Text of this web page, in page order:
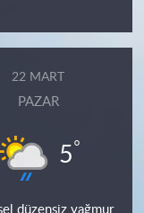
22 MART
PAZAR
5°
düzensiz yağmur